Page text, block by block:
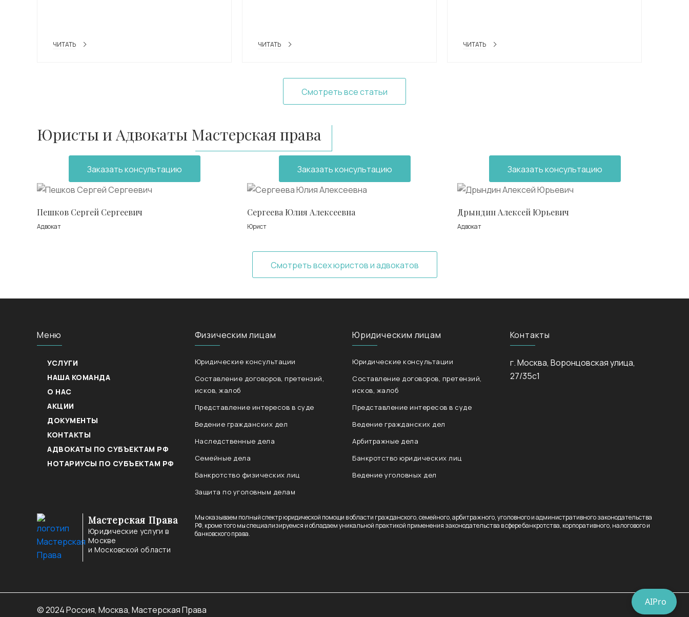
ЧИТАТЬ ЧИТАТЬ ЧИТАТЬ
Смотреть все статьи
Юристы и Адвокаты Мастерская права
Пешков Сергей Сергеевич
Адвокат
Заказать консультацию
Сергеева Юлия Алексеевна
Юрист
Заказать консультацию
Дрындин Алексей Юрьевич
Адвокат
Заказать консультацию
Смотреть всех юристов и адвокатов
Меню
УСЛУГИ
НАША КОМАНДА
О НАС
АКЦИИ
ДОКУМЕНТЫ
КОНТАКТЫ
АДВОКАТЫ ПО СУБЪЕКТАМ РФ
НОТАРИУСЫ ПО СУБЪЕКТАМ РФ
Физическим лицам
Юридические консультации
Составление договоров, претензий,
исков, жалоб
Представление интересов в суде
Ведение гражданских дел
Наследственные дела
Семейные дела
Банкротство физических лиц
Защита по уголовным делам
Юридическим лицам
Юридические консультации
Составление договоров, претензий,
исков, жалоб
Представление интересов в суде
Ведение гражданских дел
Арбитражные дела
Банкротство юридических лиц
Ведение уголовных дел
Контакты
г. Москва, Воронцовская улица,
27/35с1
Мастерская Права
Юридические услуги в
Моcкве
и Московской области
Мы оказываем полный спектр юридической помощи в области гражданского, семейного, арбитражного, уголовного и административного законодательства
РФ, кроме того мы специализируемся и обладаем уникальной практикой применения законодательства в сфере банкротства, корпоративного, налогового и
банковского права.
© 2024 Россия, Москва, Мастерская Права
AIPro